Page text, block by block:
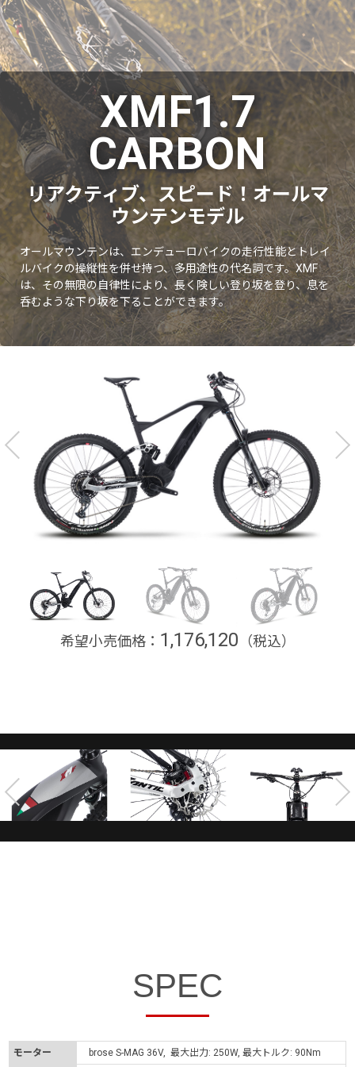
XMF1.7
CARBON
リアクティブ、スピード！オールマ
ウンテンモデル
オールマウンテンは、エンデューロバイクの走行性能とトレイ
ルバイクの操縦性を併せ持つ、多用途性の代名詞です。XMF
は、その無限の自律性により、長く険しい登り坂を登り、息を
呑むような下り坂を下ることができます。
1,176,120
SPEC
モーター brose S-MAG 36V, 最大出力: 250W, 最大トルク: 90Nm